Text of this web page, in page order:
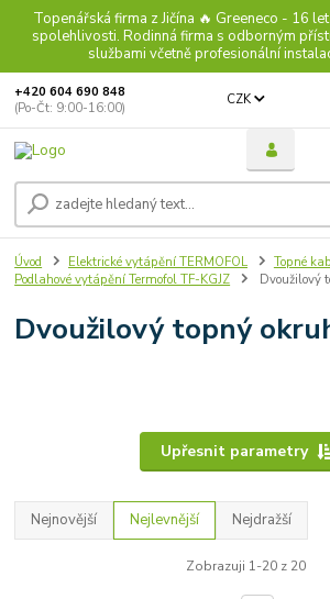
Topenářská firma z Jičína 🔥 Greeneco - 16
spolehlivosti. Rodinná firma s odborným
službami včetně profesionální
CZK
+420 604 690 848
(Po-Čt: 9:00-16:00)
Úvod Elektrické vytápění TERMOFOL
Topné
Podlahové vytápění Termofol TF-KGJZ
Dvoužilový
Dvoužilový topný
Upřesnit parametry
Nejnovější Nejlevnější Nejdražší
Zobrazuji 1-20 z 20